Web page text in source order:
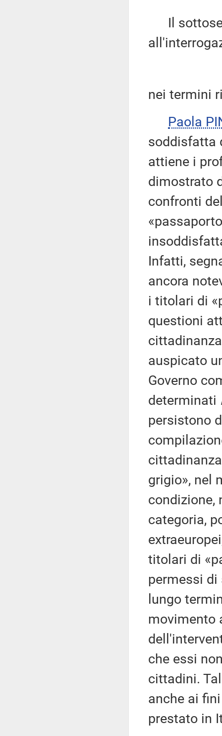
Il
nei termini
Paola
soddisfatta
attiene i
dimostrato
confronti
Infatti,
ancora
i titolari di
questioni
auspicato
Governo
determinati
persistono
grigio», nel
condizione,
categoria,
titolari di
permessi di
lungo
movimento
che essi
cittadini.
anche ai
prestato in